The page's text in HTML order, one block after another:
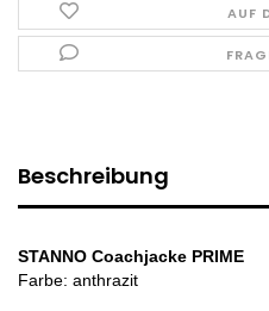
AUF
Beschreibung
STANNO Coachjacke PRIME
Farbe: anthrazit